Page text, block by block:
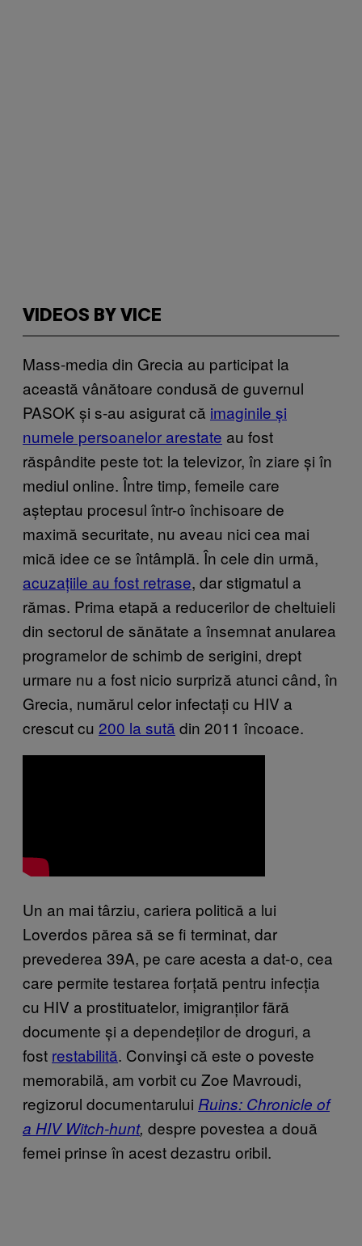
VIDEOS BY VICE
Mass-media din Grecia au participat la
această vânătoare condusă de guvernul
PASOK și s-au asigurat că imaginile și
numele persoanelor arestate au fost
răspândite peste tot: la televizor, în ziare și în
mediul online. Între timp, femeile care
așteptau procesul într-o închisoare de
maximă securitate, nu aveau nici cea mai
mică idee ce se întâmplă. În cele din urmă,
acuzațiile au fost retrase, dar stigmatul a
rămas. Prima etapă a reducerilor de cheltuieli
din sectorul de sănătate a însemnat anularea
programelor de schimb de serigini, drept
urmare nu a fost nicio surpriză atunci când, în
Grecia, numărul celor infectați cu HIV a
crescut cu 200 la sută din 2011 încoace.
Un an mai târziu, cariera politică a lui
Loverdos părea să se fi terminat, dar
prevederea 39A, pe care acesta a dat-o, cea
care permite testarea forțată pentru infecția
cu HIV a prostituatelor, imigranților fără
documente și a dependeților de droguri, a
fost restabilită. Convinşi că este o poveste
memorabilă, am vorbit cu Zoe Mavroudi,
regizorul documentarului Ruins: Chronicle of
a HIV Witch-hunt, despre povestea a două
femei prinse în acest dezastru oribil.